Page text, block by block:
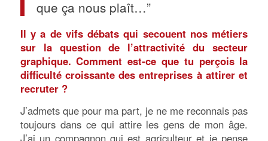
que ça nous plaît…”
Il y a de vifs débats qui secouent nos métiers
sur la question de l’attractivité du secteur
graphique. Comment est-ce que tu perçois la
difficulté croissante des entreprises à attirer et
recruter ?
J’admets que pour ma part, je ne me reconnais pas
toujours dans ce qui attire les gens de mon âge.
J’ai un compagnon qui est agriculteur et je pense